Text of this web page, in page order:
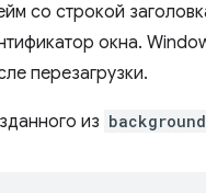
со строкой
окна.
перезагрузки.
из